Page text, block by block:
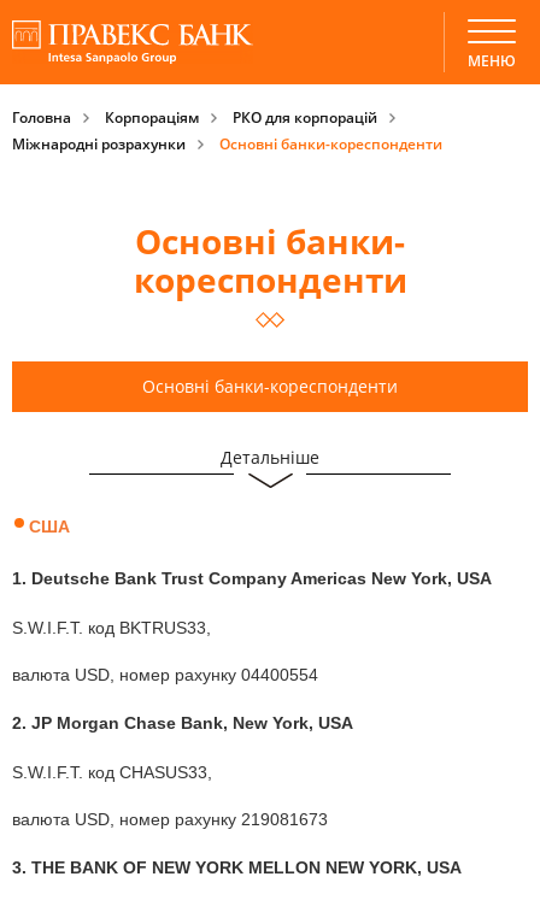
МЕНЮ
Головна Корпораціям
РКО для корпорацій
Міжнародні розрахунки
Основні банки-кореспонденти
Основні банки-
кореспонденти
Основні банки-кореспонденти
Банківські перекази
Детальніше
США
1. Deutsche Bank Trust Company Americas New York, USA
S.W.I.F.T. код BKTRUS33,
валюта USD, номер рахунку 04400554
2. JP Morgan Chase Bank, New York, USA
S.W.I.F.T. код CHASUS33,
валюта USD, номер рахунку 219081673
3. THE BANK OF NEW YORK MELLON NEW YORK, USA